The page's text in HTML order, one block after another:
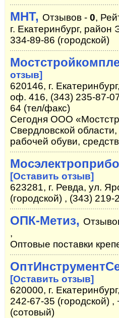
МНТ, Отзывов - 0,
г. Екатеринбург,
334-89-86 (городской)
отзыв]
620146, г.
оф. 416, (343) 235-87-
64 (тел/факс)
Сегодня ООО
Свердловской
рабочей обуви,
[Оставить отзыв]
623281, г. Ревда, ул.
(городской) , (343)
ОПК-Метиз,
,
Оптовые поставки
[Оставить отзыв]
620000, г.
242-67-35 (городской)
(сотовый)